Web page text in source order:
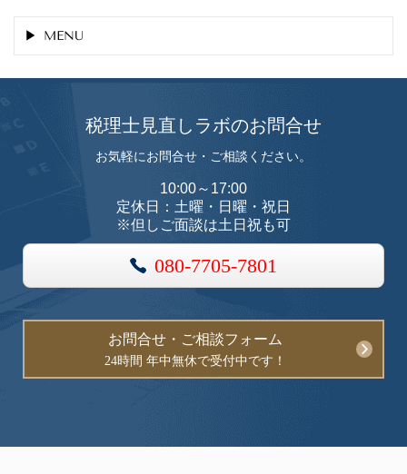
MENU
税理士見直しラボのお問合せ
お気軽にお問合せ・ご相談ください。
10:00～17:00
定休日：土曜・日曜・祝日
※但しご面談は土日祝も可
080-7705-7801
お問合せ・ご相談フォーム
24時間 年中無休で受付中です！